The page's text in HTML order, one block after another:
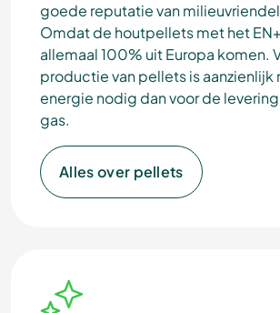
goede reputatie van
Omdat de houtpellets met het
allemaal 100% uit Europa komen.
productie van pellets is aanzienlijk
energie nodig dan voor de
gas.
Alles over pellets